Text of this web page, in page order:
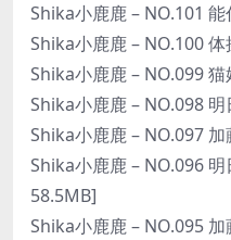
Shika小鹿鹿 – NO.101
Shika小鹿鹿 – NO.100
Shika小鹿鹿 – NO.099
Shika小鹿鹿 – NO.098
Shika小鹿鹿 – NO.097
Shika小鹿鹿 – NO.096
58.5MB]
Shika小鹿鹿 – NO.095